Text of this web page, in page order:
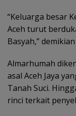
“Keluarga besar
Aceh turut
Basyah,”
Almarhumah
asal Aceh Jaya
Tanah Suci.
rinci terkait